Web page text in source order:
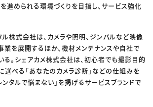
進められる環境づくりを目指し、サービス強化
株式会社は、カメラや照明、ジンバルなど映像
業を展開するほか、機材メンテナンスや自社で
る。シェアカメ株式会社は、初心者でも撮影目的
選べる「あなたのカメラ診断」などの仕組みを
ンタルで悩まない」を掲げるサービスブランドで